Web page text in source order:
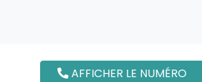
AFFICHER LE NUMÉRO